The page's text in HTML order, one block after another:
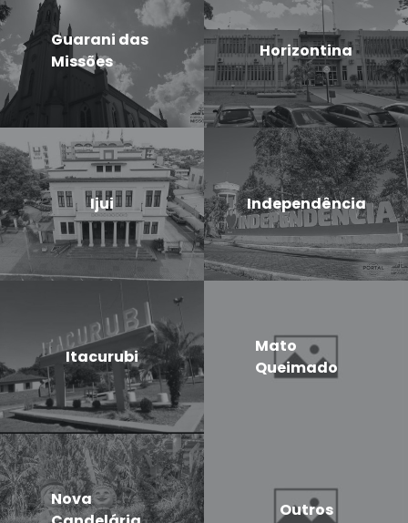
Guarani das
Missões
Horizontina
Ijui Independência
Itacurubi
Mato
Queimado
Nova
Outros